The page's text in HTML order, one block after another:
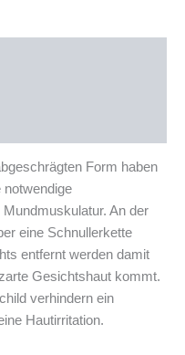
Form haben
notwendige
An der
eine Schnullerkette
entfernt werden damit
Gesichtshaut kommt.
verhindern ein
Hautirritation.